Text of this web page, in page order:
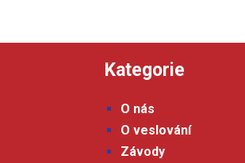
Kategorie
O nás
O veslování
Závody